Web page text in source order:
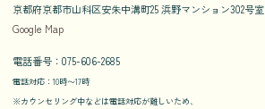
京都府京都市山科区安朱中溝町25 浜野マンション302号室
Google Map
電話番号：075-606-2685
電話対応：10時〜17時
※カウンセリング中などは電話対応が難しいため、